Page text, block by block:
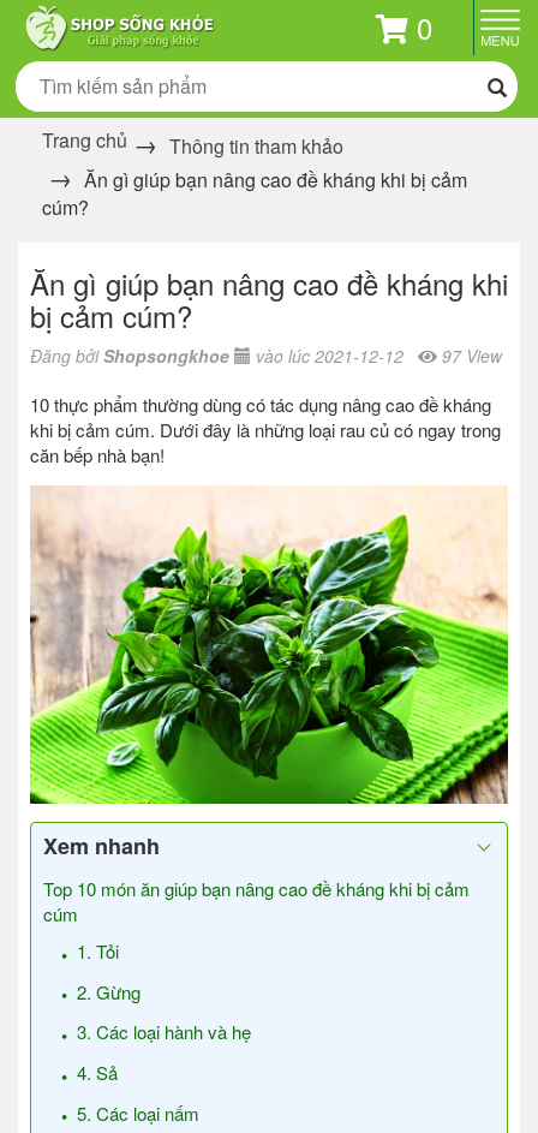
0
Trang chủ
Thông tin tham khảo
Ăn gì giúp bạn nâng cao đề kháng khi bị cảm
cúm?
Ăn gì giúp bạn nâng cao đề kháng khi
bị cảm cúm?
Đăng bởiShopsongkhoe vào lúc 2021-12-12 97 View
10 thực phẩm thường dùng có tác dụng nâng cao đề kháng
khi bị cảm cúm. Dưới đây là những loại rau củ có ngay trong
căn bếp nhà bạn!
Xem nhanh
Top 10 món ăn giúp bạn nâng cao đề kháng khi bị cảm
cúm
1. Tỏi
2. Gừng
3. Các loại hành và hẹ
4. Sả
5. Các loại nấm